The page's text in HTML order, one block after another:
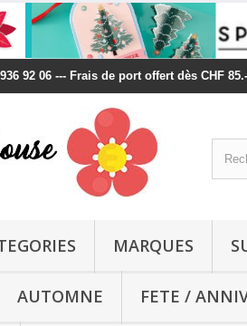
92 06 --- Frais de port offert dès CHF
MARQUES
AUTOMNE FETE /